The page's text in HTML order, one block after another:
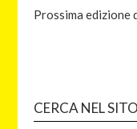
Prossima edizione
CERCA NEL SITO